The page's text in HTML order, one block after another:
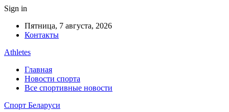
Sign in
Пятница, 7 августа, 2026
Контакты
Athletes
Главная
Новости спорта
Все спортивные новости
Спорт Беларуси